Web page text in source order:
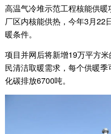
高温气冷堆示范工程核能供
厂区内核能供热，今年3月22
暖条件。
项目并网后将新增19万平方
民清洁取暖需求，每个供暖
化碳排放6700吨。